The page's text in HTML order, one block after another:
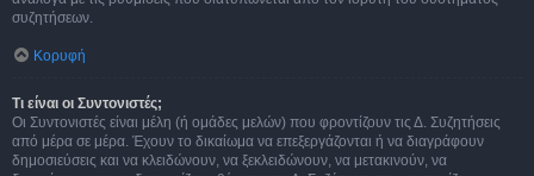
συζητήσεων.
Κορυφή
Τι είναι οι Συντονιστές;
Οι Συντονιστές είναι μέλη (ή ομάδες μελών) που φροντίζουν τις Δ. Συζητήσεις
από μέρα σε μέρα. Έχουν το δικαίωμα να επεξεργάζονται ή να διαγράφουν
δημοσιεύσεις και να κλειδώνουν, να ξεκλειδώνουν, να μετακινούν, να